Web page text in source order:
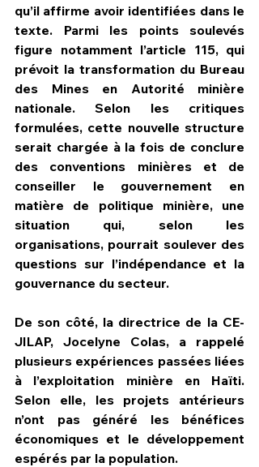
qu’il affirme avoir identifiées dans le
texte. Parmi les points soulevés
figure notamment l’article 115, qui
prévoit la transformation du Bureau
des Mines en Autorité minière
nationale. Selon les critiques
formulées, cette nouvelle structure
serait chargée à la fois de conclure
des conventions minières et de
conseiller le gouvernement en
matière de politique minière, une
situation qui, selon les
organisations, pourrait soulever des
questions sur l’indépendance et la
gouvernance du secteur.
De son côté, la directrice de la CE-
JILAP, Jocelyne Colas, a rappelé
plusieurs expériences passées liées
à l’exploitation minière en Haïti.
Selon elle, les projets antérieurs
n’ont pas généré les bénéfices
économiques et le développement
espérés par la population.